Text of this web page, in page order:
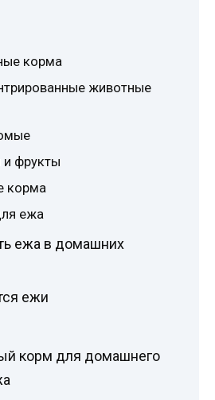
корма
животные
фрукты
корма
ежа
ежа в домашних
ежи
корм для домашнего